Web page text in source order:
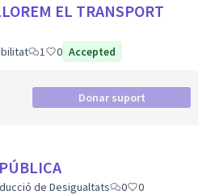
EL TRANSPORT
1 0 Accepted
Donar suport
de Desigualtats 0 0